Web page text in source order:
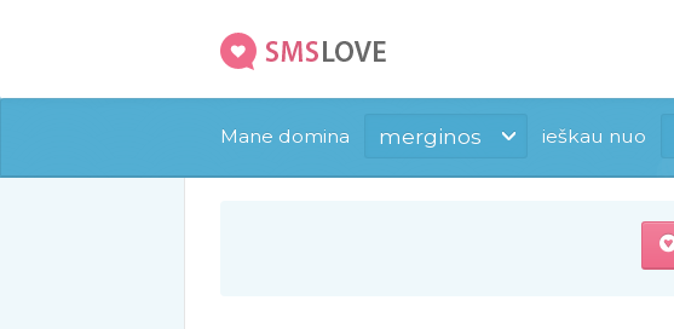
Mane domina merginos ieškau nuo